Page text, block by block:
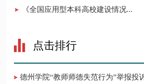
《全国应用型本科高校建设情况...
点击排行
德州学院“教师师德失范行为”举报投